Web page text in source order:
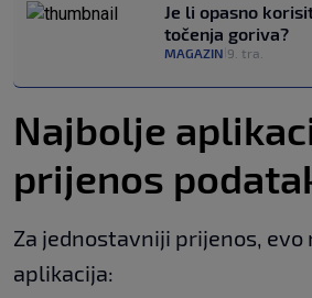
Je li opasno
točenja goriva?
MAGAZIN 9. tra.
Najbolje
prijenos
Za jednostavniji prijenos, evo
aplikacija: